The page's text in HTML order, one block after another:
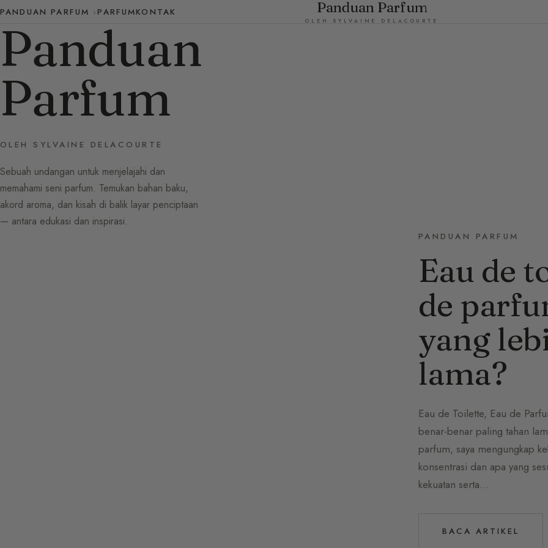
PANDUAN PARFUM PARFUMKONTAK Panduan Parfum
OLEH SYLVAINE DELACOURTE
Panduan
Parfum
OLEH SYLVAINE DELACOURTE
Sebuah undangan untuk menjelajahi dan
memahami seni parfum. Temukan bahan baku,
akord aroma, dan kisah di balik layar penciptaan
— antara edukasi dan inspirasi.
PANDUAN PARFUM
Eau de
de
yang
lama?
Eau de Toilette, Eau de
benar-benar paling tahan
parfum, saya mengungkap
konsentrasi dan apa yang
kekuatan serta…
BACA ARTIKEL